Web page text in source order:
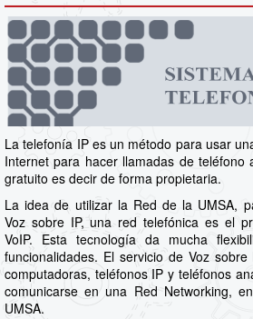
La telefonía IP es un método para usar
Internet para hacer llamadas de teléfono
gratuito es decir de forma propietaria.
La idea de utilizar la Red de la UMSA,
Voz sobre IP, una red telefónica es el
VoIP. Esta tecnología da mucha
funcionalidades. El servicio de Voz
computadoras, teléfonos IP y teléfonos
comunicarse en una Red Networking,
UMSA.